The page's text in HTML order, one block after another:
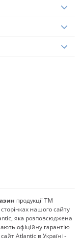
продукції ТМ
нашого сайту
яка розповсюджена
офіційну гарантію
Atlantic в Україні -